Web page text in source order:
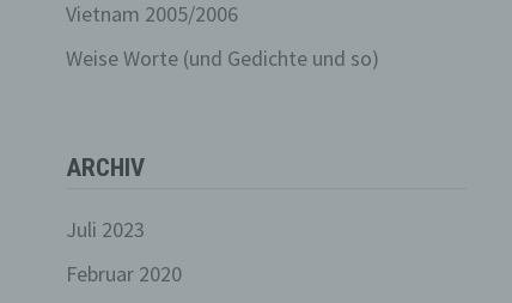
Vietnam 2005/2006
Weise Worte (und Gedichte und so)
ARCHIV
Juli 2023
Februar 2020